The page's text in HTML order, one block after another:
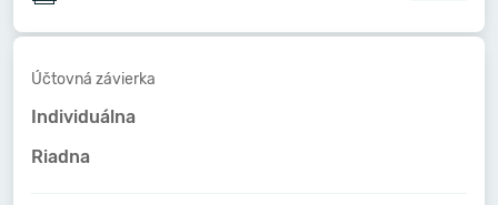
Účtovná závierka
Individuálna
Riadna